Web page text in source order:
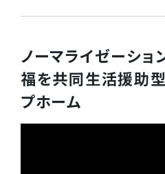
ノーマライゼーシ
福を共同生活援助
プホーム